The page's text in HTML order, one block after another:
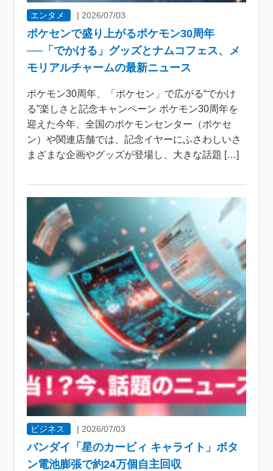
エンタメ | 2026/07/03
ポケセンで盛り上がるポケモン30周年
──「でかける」グッズとナムコフェス、メ
モリアルチャームの最新ニュース
ポケモン30周年、「ポケセン」で広がる“でかけ
る”楽しさと記念キャンペーン ポケモン30周年を
迎えた今年、全国のポケモンセンター（ポケセ
ン）や関連店舗では、記念イヤーにふさわしいさ
まざまな企画やグッズが登場し、大きな話題 […]
ビジネス | 2026/07/03
バンダイ「星のカービィ キャライト」ボタ
ン電池膨張で約24万個自主回収